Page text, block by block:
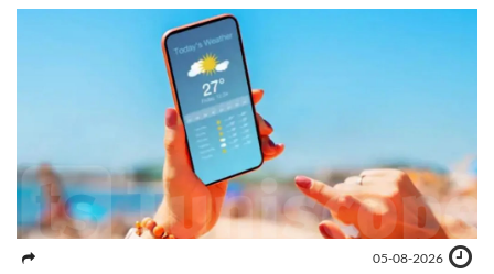
05-08-2026